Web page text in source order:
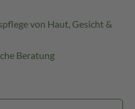
von Haut, Gesicht &
Beratung